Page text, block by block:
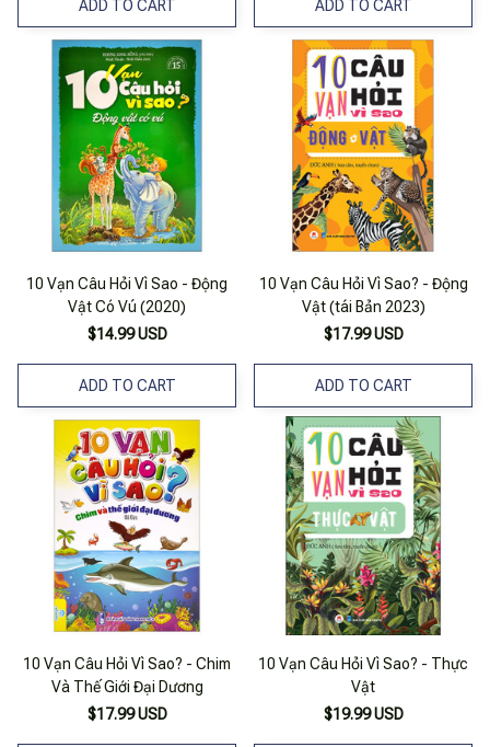
ADD TO CART ADD TO CART
10 Vạn Câu Hỏi Vì Sao - Động
Vật Có Vú (2020)
$14.99 USD
ADD TO CART
10 Vạn Câu Hỏi Vì Sao? - Động
Vật (tái Bản 2023)
$17.99 USD
ADD TO CART
10 Vạn Câu Hỏi Vì Sao? - Chim
Và Thế Giới Đại Dương
$17.99 USD
10 Vạn Câu Hỏi Vì Sao? - Thực
Vật
$19.99 USD